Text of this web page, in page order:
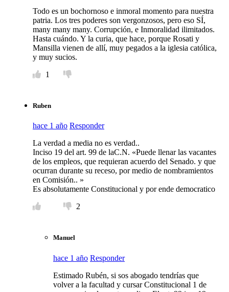
Todo es un bochornoso e inmoral momento para nuestra
patria. Los tres poderes son vergonzosos, pero eso SÍ,
many many many. Corrupción, e Inmoralidad ilimitados.
Hasta cuándo. Y la curia, que hace, porque Rosati y
Mansilla vienen de allí, muy pegados a la iglesia católica,
y muy sucios.
1
Ruben
hace 1 año Responder
La verdad a media no es verdad..
Inciso 19 del art. 99 de laC.N. «Puede llenar las vacantes
de los empleos, que requieran acuerdo del Senado. y que
ocurran durante su receso, por medio de nombramientos
en Comisión.. »
Es absolutamente Constitucional y por ende democratico
2
Manuel
hace 1 año Responder
Estimado Rubén, si sos abogado tendrías que
volver a la facultad y cursar Constitucional 1 de